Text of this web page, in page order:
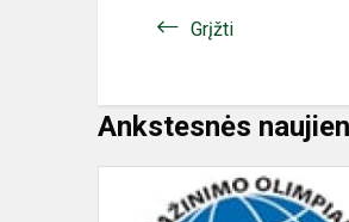
Grįžti
Ankstesnės